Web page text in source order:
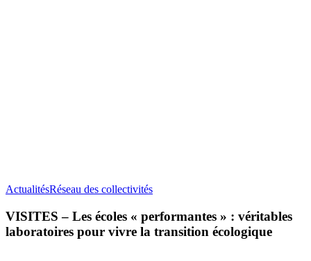
ActualitésRéseau des collectivitésVISITES
Les
écoles
«
VISITES – Les écoles « performantes » : véritables
laboratoires pour vivre la transition écologique